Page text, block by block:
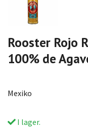
Rooster Rojo
100% de
Mexiko
I lager.